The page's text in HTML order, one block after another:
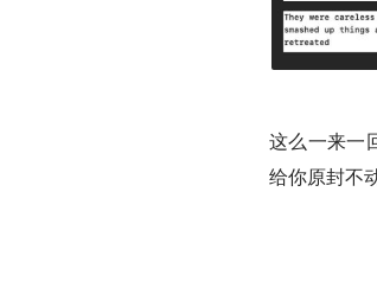
这么一来一
给你原封不